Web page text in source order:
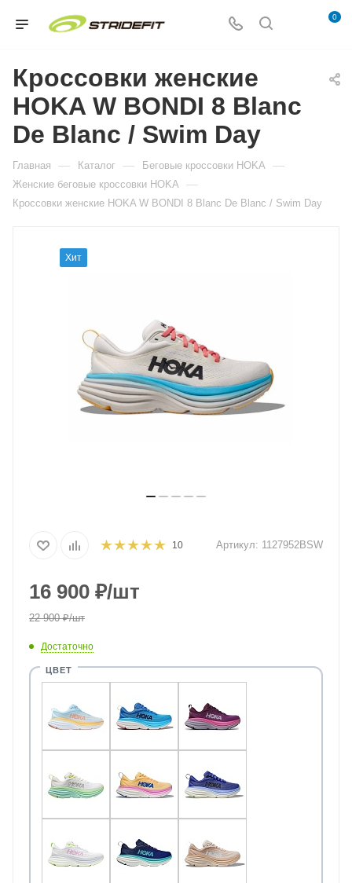
0
Кроссовки женские
HOKA W BONDI 8 Blanc
De Blanc / Swim Day
Главная — Каталог — Беговые кроссовки HOKA —
Женские беговые кроссовки HOKA —
Кроссовки женские HOKA W BONDI 8 Blanc De Blanc / Swim Day
Хит
10 Артикул: 1127952BSW
16 900 ₽/шт
22 900₽/шт
Достаточно